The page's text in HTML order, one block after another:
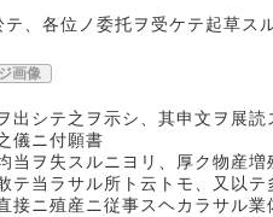
、各位ノ委托ヲ受ケテ起草ス
画像
出シテ之ヲ示シ、其申文ヲ展
ニ付願書
当ヲ失スルニヨリ、厚ク物産
テ当ラサル所ト云トモ、又以
接ニ殖産ニ従事スヘカラサル